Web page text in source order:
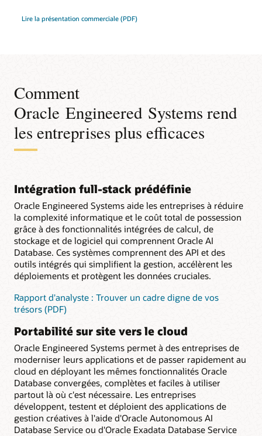
Lire la présentation commerciale (PDF)
Comment
Oracle Engineered Systems rend
les entreprises plus efficaces
Intégration full-stack prédéfinie
Oracle Engineered Systems aide les entreprises à réduire
la complexité informatique et le coût total de possession
grâce à des fonctionnalités intégrées de calcul, de
stockage et de logiciel qui comprennent Oracle AI
Database. Ces systèmes comprennent des API et des
outils intégrés qui simplifient la gestion, accélèrent les
déploiements et protègent les données cruciales.
Rapport d'analyste : Trouver un cadre digne de vos
trésors (PDF)
Portabilité sur site vers le cloud
Oracle Engineered Systems permet à des entreprises de
moderniser leurs applications et de passer rapidement au
cloud en déployant les mêmes fonctionnalités Oracle
Database convergées, complètes et faciles à utiliser
partout là où c'est nécessaire. Les entreprises
développent, testent et déploient des applications de
gestion créatives à l'aide d'Oracle Autonomous AI
Database Service ou d'Oracle Exadata Database Service